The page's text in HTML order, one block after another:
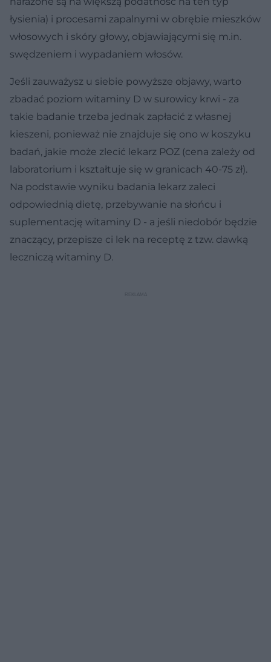
łysienia) i procesami zapalnymi w obrębie mieszków
włosowych i skóry głowy, objawiającymi się m.in.
swędzeniem i wypadaniem włosów.
Jeśli zauważysz u siebie powyższe objawy, warto
zbadać poziom witaminy D w surowicy krwi - za
takie badanie trzeba jednak zapłacić z własnej
kieszeni, ponieważ nie znajduje się ono w koszyku
badań, jakie może zlecić lekarz POZ (cena zależy od
laboratorium i kształtuje się w granicach 40-75 zł).
Na podstawie wyniku badania lekarz zaleci
odpowiednią dietę, przebywanie na słońcu i
suplementację witaminy D - a jeśli niedobór będzie
znaczący, przepisze ci lek na receptę z tzw. dawką
leczniczą witaminy D.